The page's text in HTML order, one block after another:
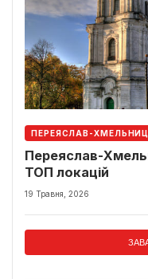
ПЕРЕЯСЛАВ-
Переяслав-
ТОП локацій
19 Травня, 2026